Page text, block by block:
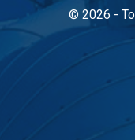
© 2026 -